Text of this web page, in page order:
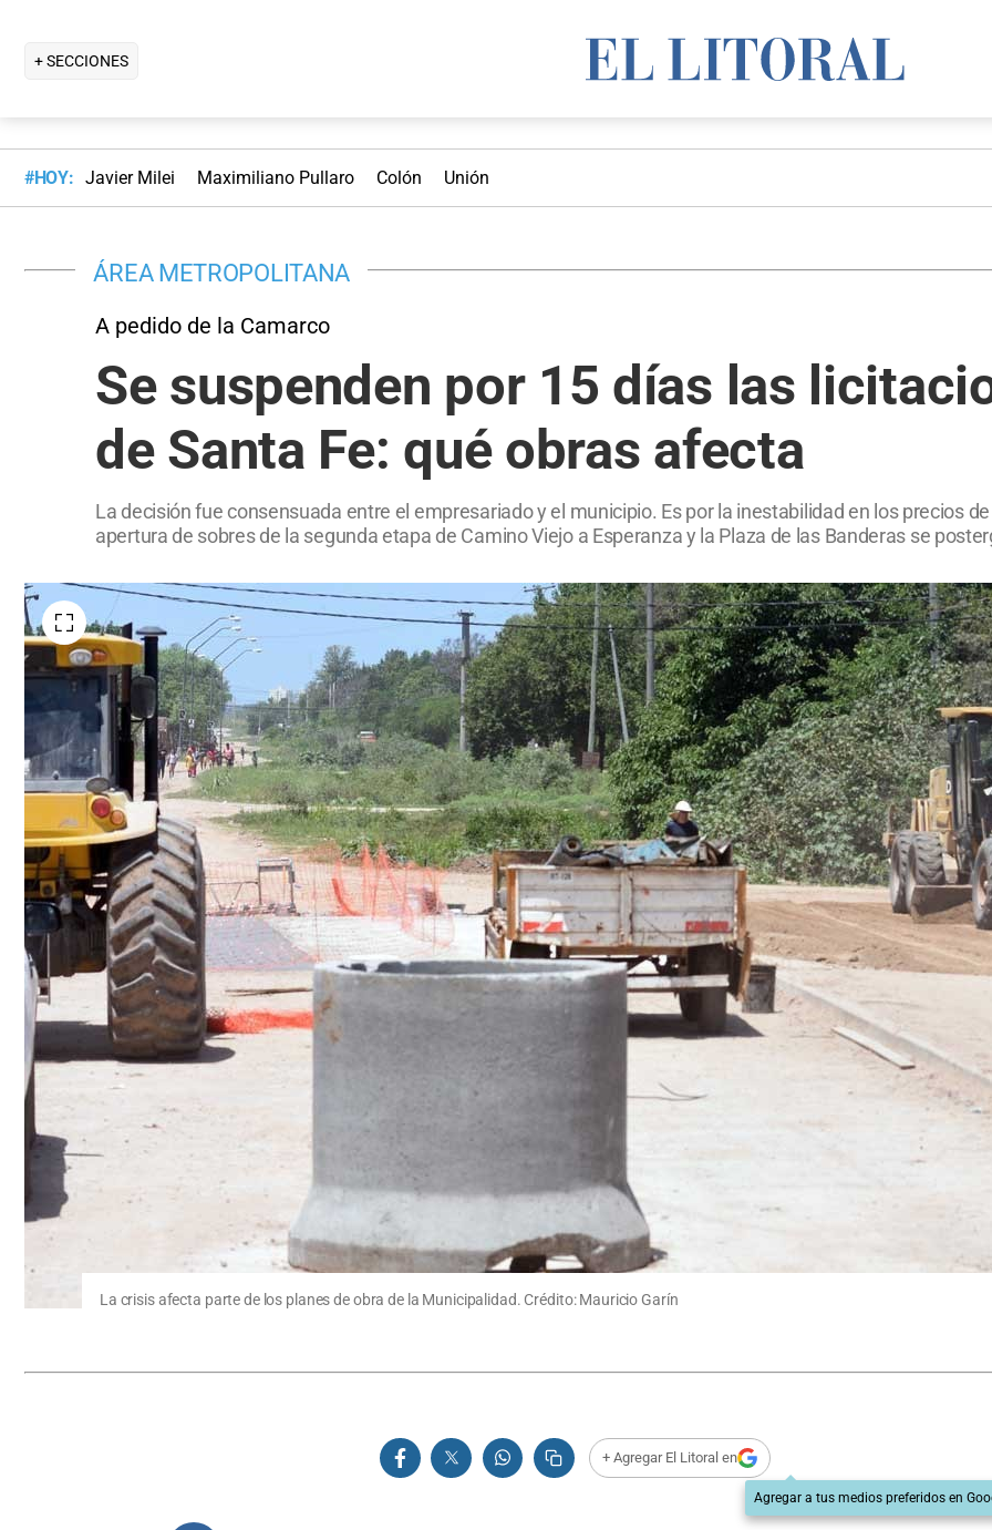
+ SECCIONES
#HOY: Javier Milei Maximiliano Pullaro Colón Unión
ÁREA METROPOLITANA
A pedido de la Camarco
Se suspenden por 15 días las
de Santa Fe: qué obras afecta
La decisión fue consensuada entre el empresariado y el municipio. Es por la inestabilidad en los precios
apertura de sobres de la segunda etapa de Camino Viejo a Esperanza y la Plaza de las Banderas se
La crisis afecta parte de los planes de obra de la Municipalidad. Crédito: Mauricio Garín
+ Agregar El Litoral en
Agregar a tus medios preferidos en